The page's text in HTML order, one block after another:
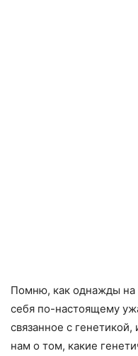
Помню, как однажды на
себя по-настоящему
связанное с
нам о том, какие